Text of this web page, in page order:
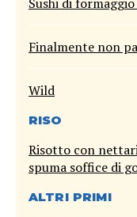
Finalmente non
Wild
RISO
Risotto con
spuma soffice di
ALTRI PRIMI